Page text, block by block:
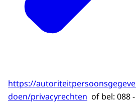
https://
doen/privacyrechten of bel: 088